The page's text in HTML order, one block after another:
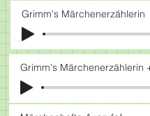
Grimm's Märchenerzählerin